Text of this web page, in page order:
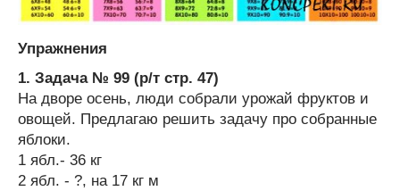
Упражнения
1. Задача № 99 (р/т стр. 47)
На дворе осень, люди собрали урожай фруктов и
овощей. Предлагаю решить задачу про собранные
яблоки.
1 ябл.- 36 кг
2 ябл. - ?, на 17 кг м